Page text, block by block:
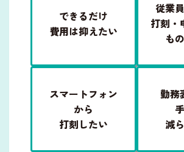
できるだけ
費用は抑えたい
従業
打刻・
も
スマートフォン
から
打刻したい
勤務
減